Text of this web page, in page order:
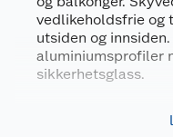
vedlikeholdsfrie og
utsiden og
aluminiumsprofiler
sikkerhetsglass.
Artikkelnummer
Leverandørens
Størrelse